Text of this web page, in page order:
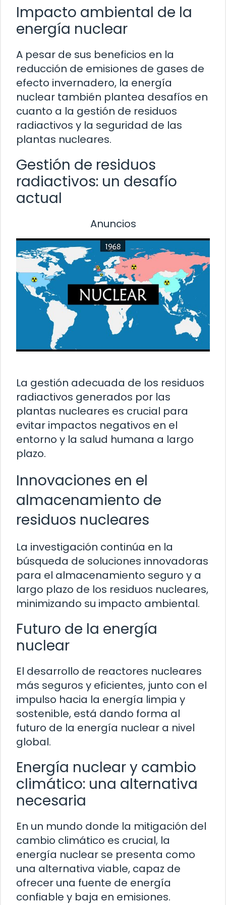
Impacto ambiental de la
energía nuclear
A pesar de sus beneficios en la
reducción de emisiones de gases de
efecto invernadero, la energía
nuclear también plantea desafíos en
cuanto a la gestión de residuos
radiactivos y la seguridad de las
plantas nucleares.
Gestión de residuos
radiactivos: un desafío
actual
Anuncios
La gestión adecuada de los residuos
radiactivos generados por las
plantas nucleares es crucial para
evitar impactos negativos en el
entorno y la salud humana a largo
plazo.
Innovaciones en el
almacenamiento de
residuos nucleares
La investigación continúa en la
búsqueda de soluciones innovadoras
para el almacenamiento seguro y a
largo plazo de los residuos nucleares,
minimizando su impacto ambiental.
Futuro de la energía
nuclear
El desarrollo de reactores nucleares
más seguros y eficientes, junto con el
impulso hacia la energía limpia y
sostenible, está dando forma al
futuro de la energía nuclear a nivel
global.
Energía nuclear y cambio
climático: una alternativa
necesaria
En un mundo donde la mitigación del
cambio climático es crucial, la
energía nuclear se presenta como
una alternativa viable, capaz de
ofrecer una fuente de energía
confiable y baja en emisiones.